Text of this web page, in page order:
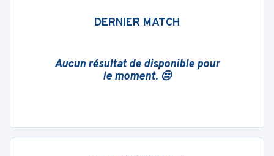
DERNIER MATCH
Aucun résultat de disponible pour
le moment. 😔